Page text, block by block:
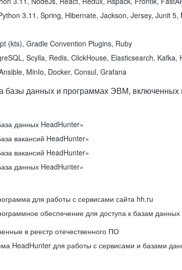
3.11, Spring, Hibernate, Jackson, Jersey, Junit 5,
(kts), Gradle Convention Plugins, Ruby
Scylla, Redis, ClickHouse, Elasticsearch, Kafka,
MinIo, Docker, Consul, Grafana
данных и программах ЭВМ, включенных
данных HeadHunter»
вакансий HeadHunter»
вакансий HeadHunter»
данных HeadHunter»
для работы с сервисами сайта hh.ru
обеспечение для доступа к базам данных
в реестр отечественного ПО
HeadHunter для работы с сервисами и базами